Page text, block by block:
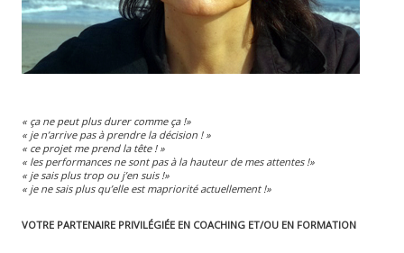
« ça ne peut plus durer comme ça !»
« je n’arrive pas à prendre la décision ! »
« ce projet me prend la tête ! »
« les performances ne sont pas à la hauteur de mes attentes !»
« je sais plus trop ou j’en suis !»
« je ne sais plus qu’elle est mapriorité actuellement !»
VOTRE PARTENAIRE PRIVILÉGIÉE EN COACHING ET/OU EN FORMATION